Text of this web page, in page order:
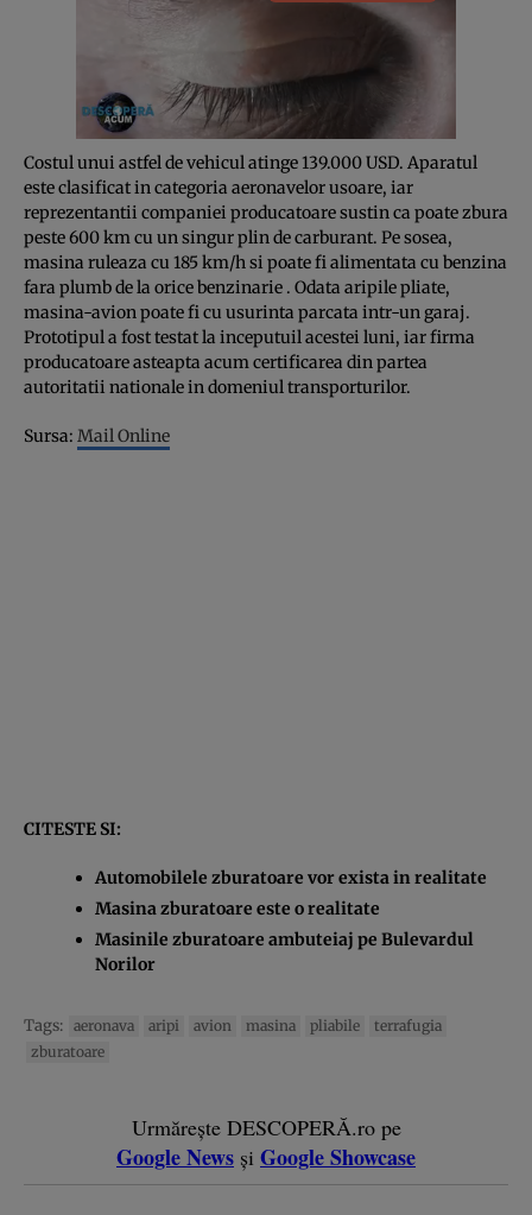
Costul unui astfel de vehicul atinge 139.000 USD. Aparatul
este clasificat in categoria aeronavelor usoare, iar
reprezentantii companiei producatoare sustin ca poate zbura
peste 600 km cu un singur plin de carburant. Pe sosea,
masina ruleaza cu 185 km/h si poate fi alimentata cu benzina
fara plumb de la orice benzinarie . Odata aripile pliate,
masina-avion poate fi cu usurinta parcata intr-un garaj.
Prototipul a fost testat la inceputuil acestei luni, iar firma
producatoare asteapta acum certificarea din partea
autoritatii nationale in domeniul transporturilor.
Sursa: Mail Online
CITESTE SI:
Automobilele zburatoare vor exista in realitate
Masina zburatoare este o realitate
Masinile zburatoare ambuteiaj pe Bulevardul
Norilor
Tags: aeronava aripi avion masina pliabile
terrafugia
zburatoare
Urmărește DESCOPERĂ.ro pe
Google News și Google Showcase